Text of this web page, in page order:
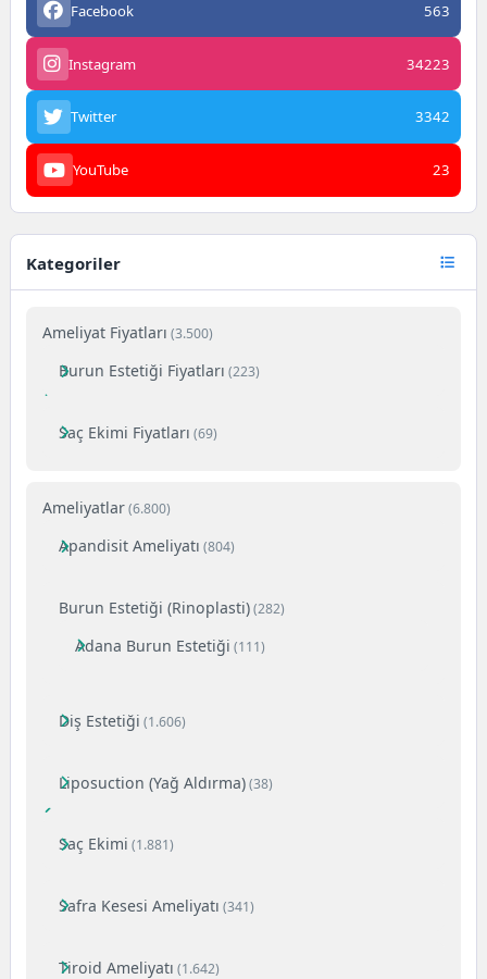
Facebook 563
Instagram 34223
Twitter 3342
YouTube 23
Kategoriler
Ameliyat Fiyatları (3.500)
Burun Estetiği Fiyatları (223)
Saç Ekimi Fiyatları (69)
Ameliyatlar(6.800)
Apandisit Ameliyatı (804)
Burun Estetiği (Rinoplasti)(282)
Adana Burun Estetiği (111)
Diş Estetiği (1.606)
Liposuction (Yağ Aldırma)(38)
Saç Ekimi (1.881)
Safra Kesesi Ameliyatı (341)
Tiroid Ameliyatı (1.642)